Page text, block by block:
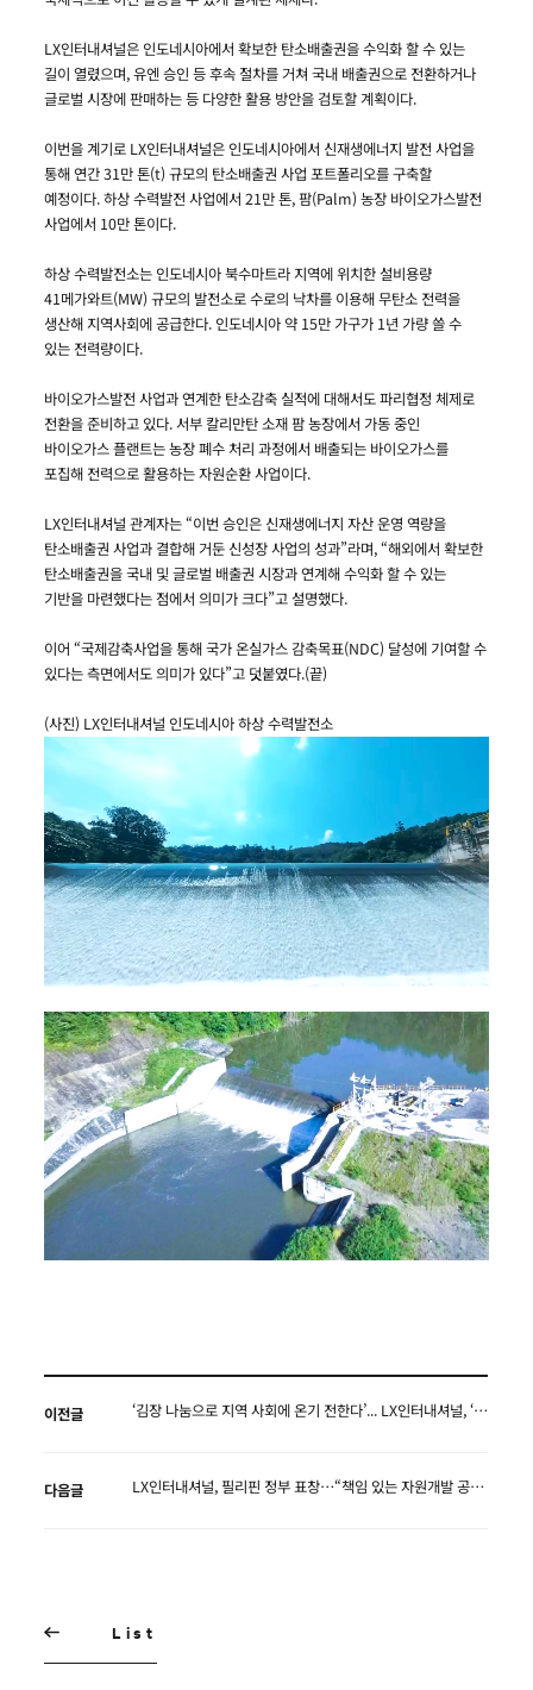
LX인터내셔널은 인도네시아에서 확보한 탄소배출권을 수익화 할 수 있는
길이 열렸으며, 유엔 승인 등 후속 절차를 거쳐 국내 배출권으로 전환하거나
글로벌 시장에 판매하는 등 다양한 활용 방안을 검토할 계획이다.
이번을 계기로 LX인터내셔널은 인도네시아에서 신재생에너지 발전 사업을
통해 연간 31만 톤(t) 규모의 탄소배출권 사업 포트폴리오를 구축할
예정이다. 하상 수력발전 사업에서 21만 톤, 팜(Palm) 농장 바이오가스발전
사업에서 10만 톤이다.
하상 수력발전소는 인도네시아 북수마트라 지역에 위치한 설비용량
41메가와트(MW) 규모의 발전소로 수로의 낙차를 이용해 무탄소 전력을
생산해 지역사회에 공급한다. 인도네시아 약 15만 가구가 1년 가량 쓸 수
있는 전력량이다.
바이오가스발전 사업과 연계한 탄소감축 실적에 대해서도 파리협정 체제로
전환을 준비하고 있다. 서부 칼리만탄 소재 팜 농장에서 가동 중인
바이오가스 플랜트는 농장 폐수 처리 과정에서 배출되는 바이오가스를
포집해 전력으로 활용하는 자원순환 사업이다.
LX인터내셔널 관계자는 “이번 승인은 신재생에너지 자산 운영 역량을
탄소배출권 사업과 결합해 거둔 신성장 사업의 성과”라며, “해외에서 확보한
탄소배출권을 국내 및 글로벌 배출권 시장과 연계해 수익화 할 수 있는
기반을 마련했다는 점에서 의미가 크다”고 설명했다.
이어 “국제감축사업을 통해 국가 온실가스 감축목표(NDC) 달성에 기여할 수
있다는 측면에서도 의미가 있다”고 덧붙였다.(끝)
(사진) LX인터내셔널 인도네시아 하상 수력발전소
이전글 ‘김장 나눔으로 지역 사회에 온기 전한다’... LX인터내셔널, ‘사랑의 김장 나눔’ 봉사활동 펼쳐
다음글 LX인터내셔널, 필리핀 정부 표창…“책임 있는 자원개발 공식 인정”
List